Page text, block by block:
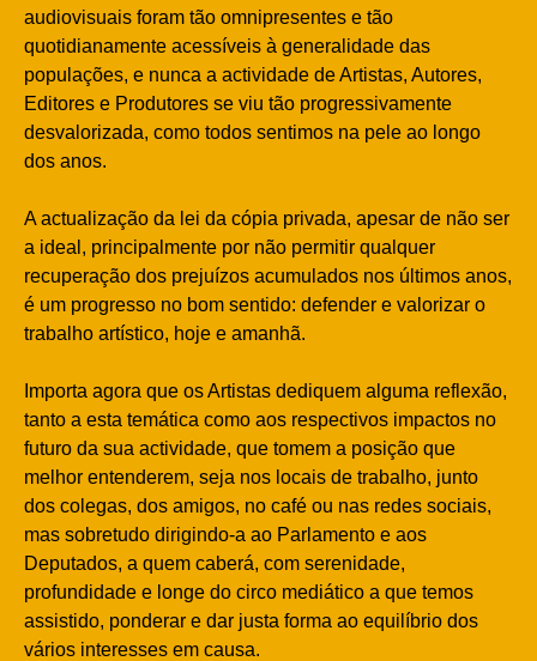
audiovisuais foram tão omnipresentes e tão
quotidianamente acessíveis à generalidade das
populações, e nunca a actividade de Artistas, Autores,
Editores e Produtores se viu tão progressivamente
desvalorizada, como todos sentimos na pele ao longo
dos anos.
A actualização da lei da cópia privada, apesar de não ser
a ideal, principalmente por não permitir qualquer
recuperação dos prejuízos acumulados nos últimos anos,
é um progresso no bom sentido: defender e valorizar o
trabalho artístico, hoje e amanhã.
Importa agora que os Artistas dediquem alguma reflexão,
tanto a esta temática como aos respectivos impactos no
futuro da sua actividade, que tomem a posição que
melhor entenderem, seja nos locais de trabalho, junto
dos colegas, dos amigos, no café ou nas redes sociais,
mas sobretudo dirigindo-a ao Parlamento e aos
Deputados, a quem caberá, com serenidade,
profundidade e longe do circo mediático a que temos
assistido, ponderar e dar justa forma ao equilíbrio dos
vários interesses em causa.